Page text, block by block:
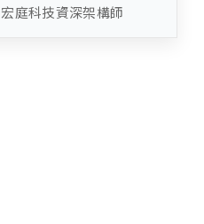
宏庭科技資深架構師